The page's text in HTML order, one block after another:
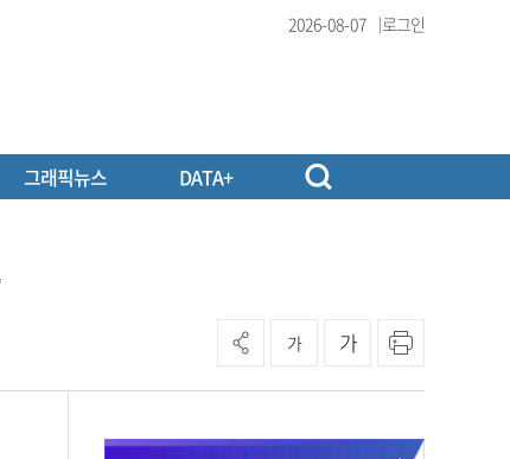
2026-08-07 로그인
그래픽뉴스 DATA+
가 가